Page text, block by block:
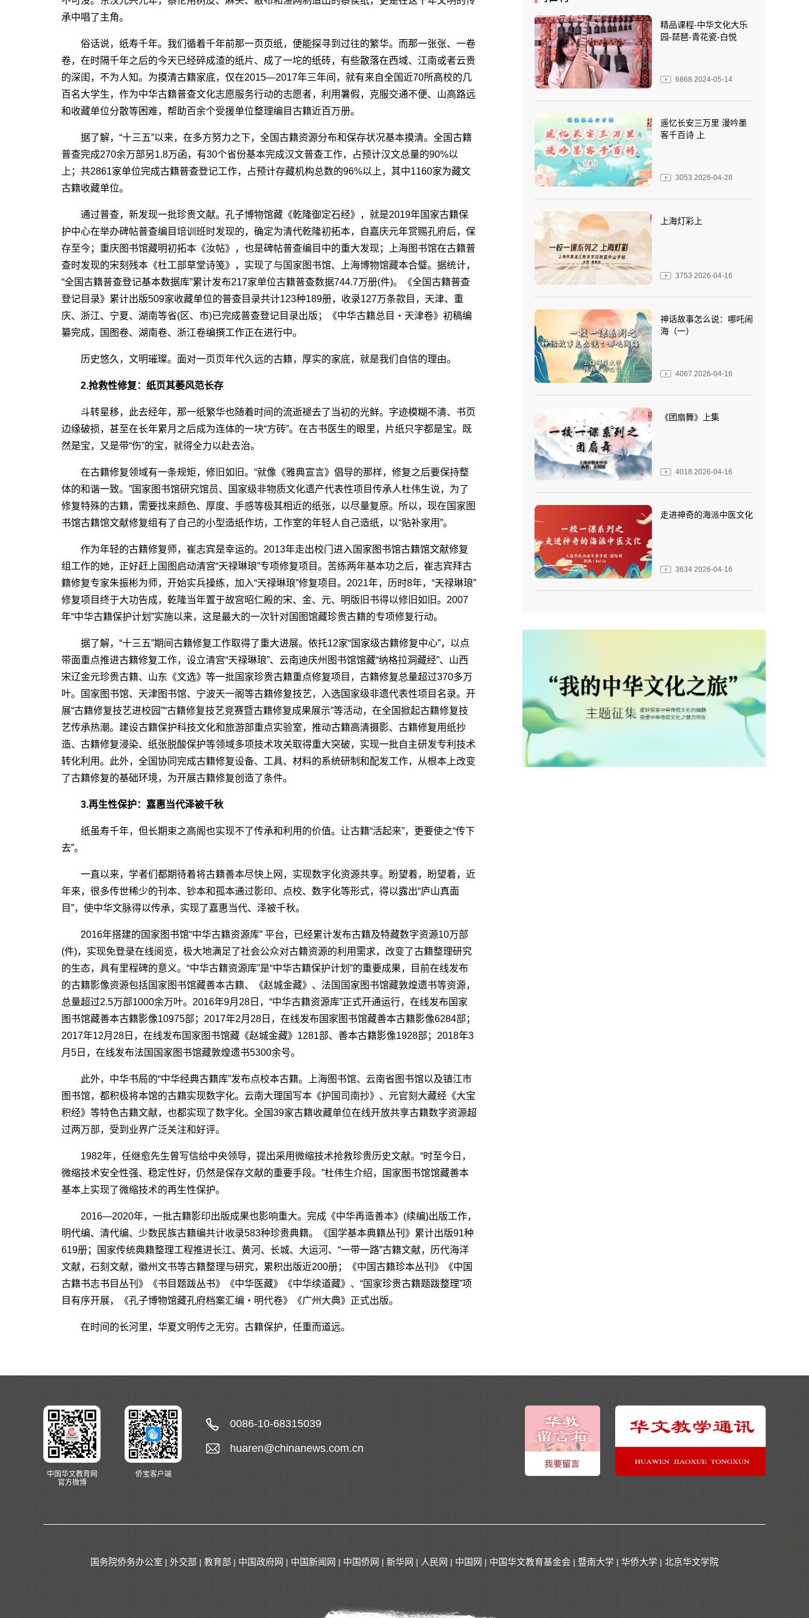
承中唱了主角。
俗话说，纸寿千年。我们循着千年前那一页页纸，便能探寻到过往的繁华。而那一张张、一卷
卷，在时隔千年之后的今天已经碎成渣的纸片、成了一坨的纸砖，有些散落在西域、江南或者云贵
的深闺，不为人知。为摸清古籍家底，仅在2015―2017年三年间，就有来自全国近70所高校的几
百名大学生，作为中华古籍普查文化志愿服务行动的志愿者，利用暑假，克服交通不便、山高路远
和收藏单位分散等困难，帮助百余个受援单位整理编目古籍近百万册。
据了解，“十三五”以来，在多方努力之下，全国古籍资源分布和保存状况基本摸清。全国古籍
普查完成270余万部另1.8万函，有30个省份基本完成汉文普查工作，占预计汉文总量的90%以
上；共2861家单位完成古籍普查登记工作，占预计存藏机构总数的96%以上，其中1160家为藏文
古籍收藏单位。
通过普查，新发现一批珍贵文献。孔子博物馆藏《乾隆御定石经》，就是2019年国家古籍保
护中心在举办碑帖普查编目培训班时发现的，确定为清代乾隆初拓本，自嘉庆元年赏赐孔府后，保
存至今；重庆图书馆藏明初拓本《汝帖》，也是碑帖普查编目中的重大发现；上海图书馆在古籍普
查时发现的宋刻残本《杜工部草堂诗笺》，实现了与国家图书馆、上海博物馆藏本合璧。据统计，
“全国古籍普查登记基本数据库”累计发布217家单位古籍普查数据744.7万册(件)。《全国古籍普查
登记目录》累计出版509家收藏单位的普查目录共计123种189册，收录127万条款目，天津、重
庆、浙江、宁夏、湖南等省(区、市)已完成普查登记目录出版；《中华古籍总目・天津卷》初稿编
纂完成，国图卷、湖南卷、浙江卷编撰工作正在进行中。
历史悠久，文明璀璨。面对一页页年代久远的古籍，厚实的家底，就是我们自信的理由。
2.抢救性修复：纸页其萎风范长存
斗转星移，此去经年，那一纸繁华也随着时间的流逝褪去了当初的光鲜。字迹模糊不清、书页
边缘破损，甚至在长年累月之后成为连体的一块“方砖”。在古书医生的眼里，片纸只字都是宝。既
然是宝，又是带“伤”的宝，就得全力以赴去治。
在古籍修复领域有一条规矩，修旧如旧。“就像《雅典宣言》倡导的那样，修复之后要保持整
体的和谐一致。”国家图书馆研究馆员、国家级非物质文化遗产代表性项目传承人杜伟生说，为了
修复特殊的古籍，需要找来颜色、厚度、手感等极其相近的纸张，以尽量复原。所以，现在国家图
书馆古籍馆文献修复组有了自己的小型造纸作坊，工作室的年轻人自己造纸，以“贴补家用”。
作为年轻的古籍修复师，崔志宾是幸运的。2013年走出校门进入国家图书馆古籍馆文献修复
组工作的她，正好赶上国图启动清宫“天禄琳琅”专项修复项目。苦练两年基本功之后，崔志宾拜古
籍修复专家朱振彬为师，开始实兵操练，加入“天禄琳琅”修复项目。2021年，历时8年，“天禄琳琅”
修复项目终于大功告成，乾隆当年置于故宫昭仁殿的宋、金、元、明版旧书得以修旧如旧。2007
年“中华古籍保护计划”实施以来，这是最大的一次针对国图馆藏珍贵古籍的专项修复行动。
据了解，“十三五”期间古籍修复工作取得了重大进展。依托12家“国家级古籍修复中心”，以点
带面重点推进古籍修复工作，设立清宫“天禄琳琅”、云南迪庆州图书馆馆藏“纳格拉洞藏经”、山西
宋辽金元珍贵古籍、山东《文选》等一批国家珍贵古籍重点修复项目，古籍修复总量超过370多万
叶。国家图书馆、天津图书馆、宁波天一阁等古籍修复技艺，入选国家级非遗代表性项目名录。开
展“古籍修复技艺进校园”“古籍修复技艺竞赛暨古籍修复成果展示”等活动，在全国掀起古籍修复技
艺传承热潮。建设古籍保护科技文化和旅游部重点实验室，推动古籍高清摄影、古籍修复用纸抄
造、古籍修复浸染、纸张脱酸保护等领域多项技术攻关取得重大突破，实现一批自主研发专利技术
转化利用。此外，全国协同完成古籍修复设备、工具、材料的系统研制和配发工作，从根本上改变
了古籍修复的基础环境，为开展古籍修复创造了条件。
3.再生性保护：嘉惠当代泽被千秋
纸虽寿千年，但长期束之高阁也实现不了传承和利用的价值。让古籍“活起来”，更要使之“传下
去”。
一直以来，学者们都期待着将古籍善本尽快上网，实现数字化资源共享。盼望着，盼望着，近
年来，很多传世稀少的刊本、钞本和孤本通过影印、点校、数字化等形式，得以露出“庐山真面
目”，使中华文脉得以传承，实现了嘉惠当代、泽被千秋。
2016年搭建的国家图书馆“中华古籍资源库” 平台，已经累计发布古籍及特藏数字资源10万部
(件)，实现免登录在线阅览，极大地满足了社会公众对古籍资源的利用需求，改变了古籍整理研究
的生态，具有里程碑的意义。“中华古籍资源库”是“中华古籍保护计划”的重要成果，目前在线发布
的古籍影像资源包括国家图书馆藏善本古籍、《赵城金藏》、法国国家图书馆藏敦煌遗书等资源，
总量超过2.5万部1000余万叶。2016年9月28日，“中华古籍资源库”正式开通运行，在线发布国家
图书馆藏善本古籍影像10975部；2017年2月28日，在线发布国家图书馆藏善本古籍影像6284部；
2017年12月28日，在线发布国家图书馆藏《赵城金藏》1281部、善本古籍影像1928部；2018年3
月5日，在线发布法国国家图书馆藏敦煌遗书5300余号。
此外，中华书局的“中华经典古籍库”发布点校本古籍。上海图书馆、云南省图书馆以及镇江市
图书馆，都积极将本馆的古籍实现数字化。云南大理国写本《护国司南抄》、元官刻大藏经《大宝
积经》等特色古籍文献，也都实现了数字化。全国39家古籍收藏单位在线开放共享古籍数字资源超
过两万部，受到业界广泛关注和好评。
1982年，任继愈先生曾写信给中央领导，提出采用微缩技术抢救珍贵历史文献。“时至今日，
微缩技术安全性强、稳定性好，仍然是保存文献的重要手段。”杜伟生介绍，国家图书馆馆藏善本
基本上实现了微缩技术的再生性保护。
2016―2020年，一批古籍影印出版成果也影响重大。完成《中华再造善本》(续编)出版工作，
明代编、清代编、少数民族古籍编共计收录583种珍贵典籍。《国学基本典籍丛刊》累计出版91种
619册；国家传统典籍整理工程推进长江、黄河、长城、大运河、“一带一路”古籍文献，历代海洋
文献，石刻文献，徽州文书等古籍整理与研究，累积出版近200册；《中国古籍珍本丛刊》《中国
古籍书志书目丛刊》《书目题跋丛书》《中华医藏》《中华续道藏》、“国家珍贵古籍题跋整理”项
目有序开展，《孔子博物馆藏孔府档案汇编・明代卷》《广州大典》正式出版。
在时间的长河里，华夏文明传之无穷。古籍保护，任重而道远。
精品课程-中华文化大乐
园-琵琶-青花瓷-白悦
6868 2024-05-14
遥忆长安三万里 漫吟墨
客千百诗 上
3053 2026-04-28
上海灯彩上
3753 2026-04-16
神话故事怎么说：哪吒闹
海（一）
4067 2026-04-16
《团扇舞》上集
4018 2026-04-16
走进神奇的海派中医文化
3634 2026-04-16
中国华文教育网
官方微博
侨宝客户端
0086-10-68315039
huaren@chinanews.com.cn
国务院侨务办公室 | 外交部 | 教育部 | 中国政府网 | 中国新闻网 | 中国侨网 | 新华网 | 人民网 | 中国网 | 中国华文教育基金会 | 暨南大学 | 华侨大学 | 北京华文学院